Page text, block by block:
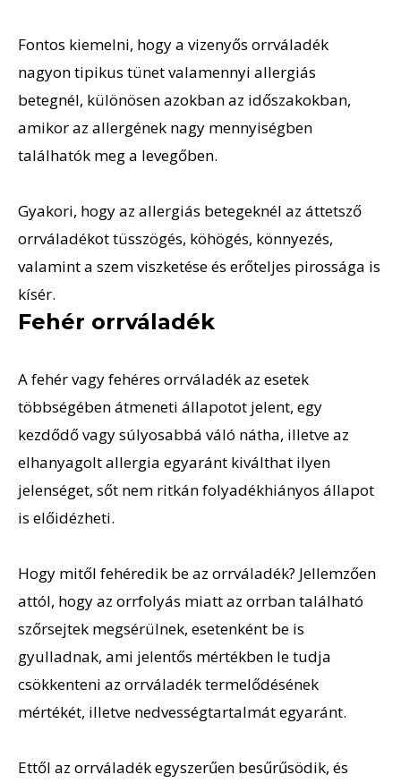
Fontos kiemelni, hogy a vizenyős orrváladék
nagyon tipikus tünet valamennyi allergiás
betegnél, különösen azokban az időszakokban,
amikor az allergének nagy mennyiségben
találhatók meg a levegőben.
Gyakori, hogy az allergiás betegeknél az áttetsző
orrváladékot tüsszögés, köhögés, könnyezés,
valamint a szem viszketése és erőteljes pirossága is
kísér.
Fehér orrváladék
A fehér vagy fehéres orrváladék az esetek
többségében átmeneti állapotot jelent, egy
kezdődő vagy súlyosabbá váló nátha, illetve az
elhanyagolt allergia egyaránt kiválthat ilyen
jelenséget, sőt nem ritkán folyadékhiányos állapot
is előidézheti.
Hogy mitől fehéredik be az orrváladék? Jellemzően
attól, hogy az orrfolyás miatt az orrban található
szőrsejtek megsérülnek, esetenként be is
gyulladnak, ami jelentős mértékben le tudja
csökkenteni az orrváladék termelődésének
mértékét, illetve nedvességtartalmát egyaránt.
Ettől az orrváladék egyszerűen besűrűsödik, és